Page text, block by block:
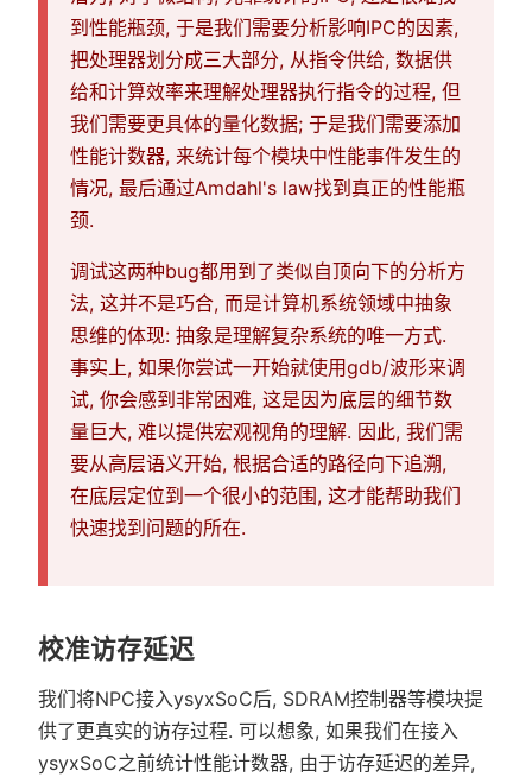
到性能瓶颈, 于是我们需要分析影响IPC的因素,
把处理器划分成三大部分, 从指令供给, 数据供
给和计算效率来理解处理器执行指令的过程, 但
我们需要更具体的量化数据; 于是我们需要添加
性能计数器, 来统计每个模块中性能事件发生的
情况, 最后通过Amdahl's law找到真正的性能瓶
颈.
调试这两种bug都用到了类似自顶向下的分析方
法, 这并不是巧合, 而是计算机系统领域中抽象
思维的体现: 抽象是理解复杂系统的唯一方式.
事实上, 如果你尝试一开始就使用gdb/波形来调
试, 你会感到非常困难, 这是因为底层的细节数
量巨大, 难以提供宏观视角的理解. 因此, 我们需
要从高层语义开始, 根据合适的路径向下追溯,
在底层定位到一个很小的范围, 这才能帮助我们
快速找到问题的所在.
校准访存延迟
我们将NPC接入ysyxSoC后, SDRAM控制器等模块提
供了更真实的访存过程. 可以想象, 如果我们在接入
ysyxSoC之前统计性能计数器, 由于访存延迟的差异,